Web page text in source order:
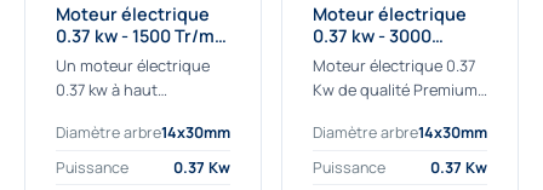
Moteur électrique
0.37 kw - 1500 Tr/min
- 230/400V - IE2
Un moteur électrique
0.37 kw à haut
applications les plus
exigeantes.
Diamètre arbre14x30mm
Puissance
0.37 Kw
Moteur électrique
0.37 kw - 3000
Tr/min - 230/400V -
IE2
Moteur électrique 0.37
Kw de qualité Premium,
application. Notre
gamme de moteurs
Diamètre arbre14x30mm
Puissance
0.37 Kw